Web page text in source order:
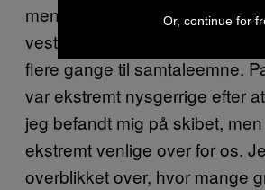
men på en positiv måde. At
vesterlændinge på krydstogtet
flere gange til samtaleemne.
var ekstremt nysgerrige efter
jeg befandt mig på skibet,
ekstremt venlige over for os.
overblikket over, hvor mange
Or, continue for